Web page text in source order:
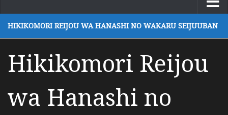
HIKIKOMORI REIJOU WA HANASHI NO WAKARU SEIJUUBAN
Hikikomori Reijou
wa Hanashi no